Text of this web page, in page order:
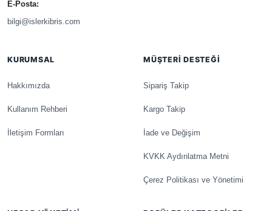
E-Posta:
bilgi@islerkibris.com
KURUMSAL
Hakkımızda
Kullanım Rehberi
İletişim Formları
MÜŞTERI DESTEĞI
Sipariş Takip
Kargo Takip
İade ve Değişim
KVKK Aydınlatma Metni
Çerez Politikası ve Yönetimi